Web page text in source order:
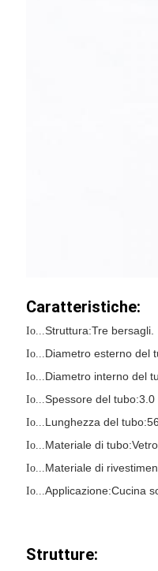
Caratteristiche:
Io...Struttura:Tre bersagli.
Io...Diametro esterno del
Io...Diametro interno del
Io...Spessore del tubo:3.0
Io...Lunghezza del tubo:
Io...Materiale di tubo
Io...Materiale di
Io...Applicazione:Cucina
Strutture: